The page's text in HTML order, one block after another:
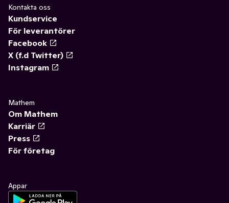
Kontakta oss
Kundservice
För leverantörer
Facebook
X (f.d Twitter)
Instagram
Mathem
Om Mathem
Karriär
Press
För företag
Appar